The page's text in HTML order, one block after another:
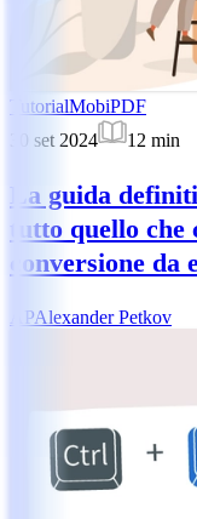
TutorialMobiPDF
30 set 2024
12 min
La guida
tutto quello
conversione da
APAlexander Petkov